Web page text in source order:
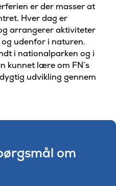
er der masser at
Hver dag er
arrangerer aktiviteter
udenfor i naturen.
i nationalparken og i
kunnet lære om FN’s
udvikling gennem
om